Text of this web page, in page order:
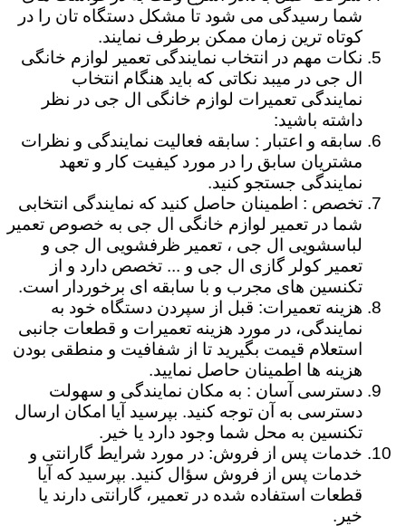
شما رسیدگی می شود تا مشکل دستگاه تان را در
کوتاه ترین زمان ممکن برطرف نمایند.
نکات مهم در انتخاب نمایندگی تعمیر لوازم خانگی
ال جی در میبد نکاتی که باید هنگام انتخاب
نمایندگی تعمیرات لوازم خانگی ال جی در نظر
داشته باشید:
سابقه و اعتبار : سابقه فعالیت نمایندگی و نظرات
مشتریان سابق را در مورد کیفیت کار و تعهد
نمایندگی جستجو کنید.
تخصص : اطمینان حاصل کنید که نمایندگی انتخابی
شما در تعمیر لوازم خانگی ال جی به خصوص تعمیر
لباسشویی ال جی ، تعمیر ظرفشویی ال جی و
تعمیر کولر گازی ال جی و ... تخصص دارد و از
تکنسین های مجرب و با سابقه ای برخوردار است.
هزینه تعمیرات: قبل از سپردن دستگاه خود به
نمایندگی، در مورد هزینه تعمیرات و قطعات جانبی
استعلام قیمت بگیرید تا از شفافیت و منطقی بودن
هزینه ها اطمینان حاصل نمایید.
دسترسی آسان : به مکان نمایندگی و سهولت
دسترسی به آن توجه کنید. بپرسید آیا امکان ارسال
تکنسین به محل شما وجود دارد یا خیر.
خدمات پس از فروش: در مورد شرایط گارانتی و
خدمات پس از فروش سؤال کنید. بپرسید که آیا
قطعات استفاده شده در تعمیر، گارانتی دارند یا
خیر.